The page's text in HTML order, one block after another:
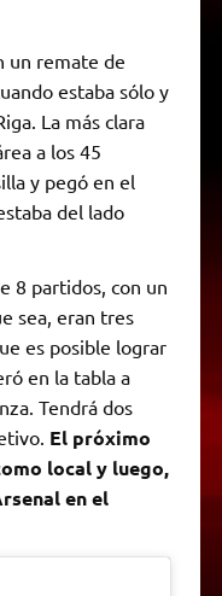
un remate de
estaba sólo y
La más clara
a los 45
y pegó en el
del lado
8 partidos, con un
sea, eran tres
es posible lograr
en la tabla a
Tendrá dos
El próximo
local y luego,
en el